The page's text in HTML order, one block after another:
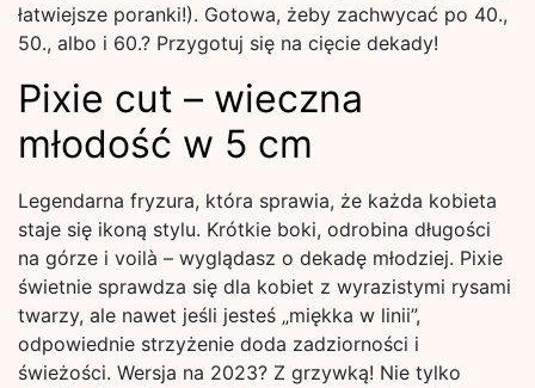
łatwiejsze poranki!). Gotowa, żeby zachwycać po 40.,
50., albo i 60.? Przygotuj się na cięcie dekady!
Pixie cut – wieczna
młodość w 5 cm
Legendarna fryzura, która sprawia, że każda kobieta
staje się ikoną stylu. Krótkie boki, odrobina długości
na górze i voilà – wyglądasz o dekadę młodziej. Pixie
świetnie sprawdza się dla kobiet z wyrazistymi rysami
twarzy, ale nawet jeśli jesteś „miękka w linii”,
odpowiednie strzyżenie doda zadziorności i
świeżości. Wersja na 2023? Z grzywką! Nie tylko